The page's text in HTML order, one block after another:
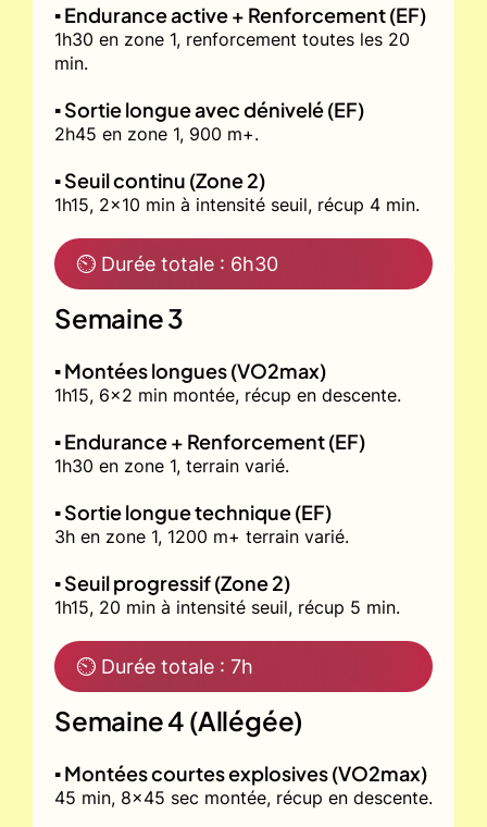
▪️ Endurance active + Renforcement (EF)
1h30 en zone 1, renforcement toutes les 20
min.
▪️ Sortie longue avec dénivelé (EF)
2h45 en zone 1, 900 m+.
▪️ Seuil continu (Zone 2)
1h15, 2x10 min à intensité seuil, récup 4 min.
⏲ Durée totale : 6h30
Semaine 3
▪️ Montées longues (VO2max)
1h15, 6x2 min montée, récup en descente.
▪️ Endurance + Renforcement (EF)
1h30 en zone 1, terrain varié.
▪️ Sortie longue technique (EF)
3h en zone 1, 1200 m+ terrain varié.
▪️ Seuil progressif (Zone 2)
1h15, 20 min à intensité seuil, récup 5 min.
⏲ Durée totale : 7h
Semaine 4 (Allégée)
▪️ Montées courtes explosives (VO2max)
45 min, 8x45 sec montée, récup en descente.